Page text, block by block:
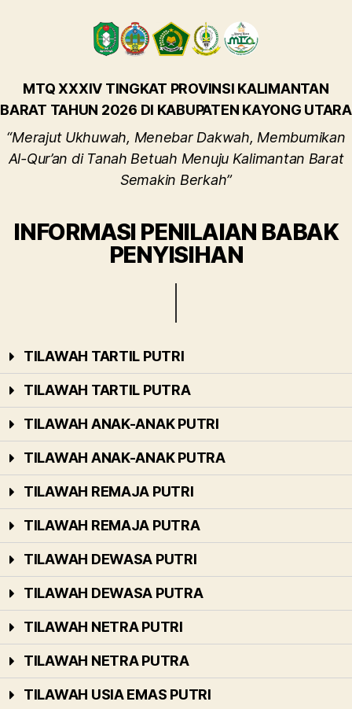
MTQ XXXIV TINGKAT PROVINSI KALIMANTAN
BARAT TAHUN 2026 DI KABUPATEN KAYONG UTARA
“Merajut Ukhuwah, Menebar Dakwah, Membumikan
Al-Qur’an di Tanah Betuah Menuju Kalimantan Barat
Semakin Berkah”
INFORMASI PENILAIAN BABAK
PENYISIHAN
TILAWAH TARTIL PUTRI
TILAWAH TARTIL PUTRA
TILAWAH ANAK-ANAK PUTRI
TILAWAH ANAK-ANAK PUTRA
TILAWAH REMAJA PUTRI
TILAWAH REMAJA PUTRA
TILAWAH DEWASA PUTRI
TILAWAH DEWASA PUTRA
TILAWAH NETRA PUTRI
TILAWAH NETRA PUTRA
TILAWAH USIA EMAS PUTRI